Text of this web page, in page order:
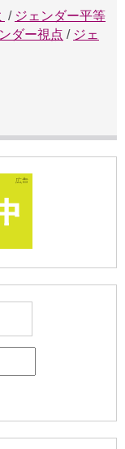
/ ジェンダー平等
ダー視点 / ジェ